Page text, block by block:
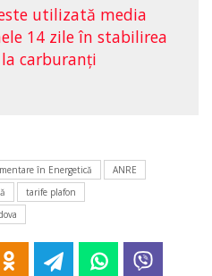
utilizată media
14 zile în stabilirea
carburanţi
în Energetică
ANRE
tarife plafon